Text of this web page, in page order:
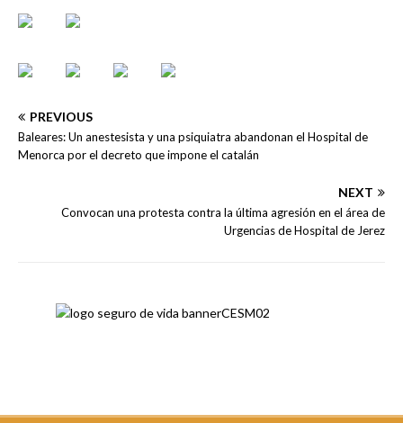
PREVIOUS
Baleares: Un anestesista y una psiquiatra abandonan el Hospital de
Menorca por el decreto que impone el catalán
NEXT
Convocan una protesta contra la última agresión en el área de
Urgencias de Hospital de Jerez